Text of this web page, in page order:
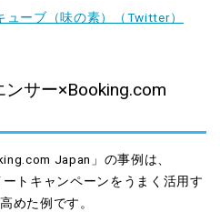
ーブ（味の素）（Twitter）
サー×Booking.com
Japan」の事例は、
トキャンペーンをうまく活用す
めた例です。